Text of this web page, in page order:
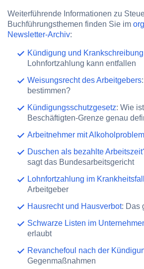
Weiterführende Informationen zu
Buchführungsthemen finden Sie im
Newsletter-Archiv:
Kündigung und
Lohnfortzahlung kann entfallen
Weisungsrecht des Arbeitgebers
bestimmen?
Kündigungsschutzgesetz: Wie
Beschäftigten-Grenze genau
Arbeitnehmer mit Alkoholproblem
Duschen als bezahlte
sagt das Bundesarbeitsgericht
Lohnfortzahlung im Krankheitsfall
Arbeitgeber
Hausrecht und Hausverbot: Das
Schwarze Listen im
erlaubt
Revanchefoul nach der
Gegenmaßnahmen